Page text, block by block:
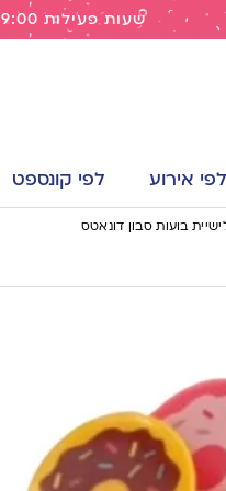
שעות פעילות 9:30-19:00 בחנות | משלוח חינם מעל 299 ש"ח
לפי אירוע לפי קונספט
בועות סבון דונאטס